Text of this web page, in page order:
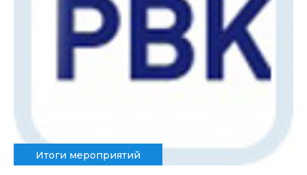
Итоги мероприятий